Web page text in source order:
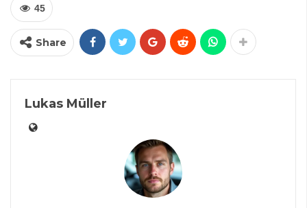
45
Share
Lukas Müller